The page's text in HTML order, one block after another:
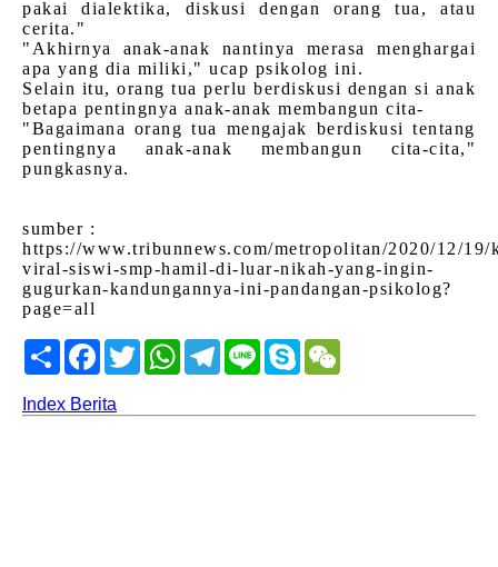
pakai dialektika, diskusi dengan orang tua, atau
cerita."
"Akhirnya anak-anak nantinya merasa menghargai
apa yang dia miliki," ucap psikolog ini.
Selain itu, orang tua perlu berdiskusi dengan si anak
betapa pentingnya anak-anak membangun cita-
"Bagaimana orang tua mengajak berdiskusi tentang
pentingnya anak-anak membangun cita-cita,"
pungkasnya.
sumber :
https://www.tribunnews.com/metropolitan/2020/12/19/
viral-siswi-smp-hamil-di-luar-nikah-yang-ingin-
gugurkan-kandungannya-ini-pandangan-psikolog?
page=all
Share Facebook
TwitterWhatsAppTelegram
Line Skype
Index Berita